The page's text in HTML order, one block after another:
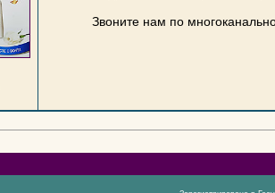
Звоните нам по